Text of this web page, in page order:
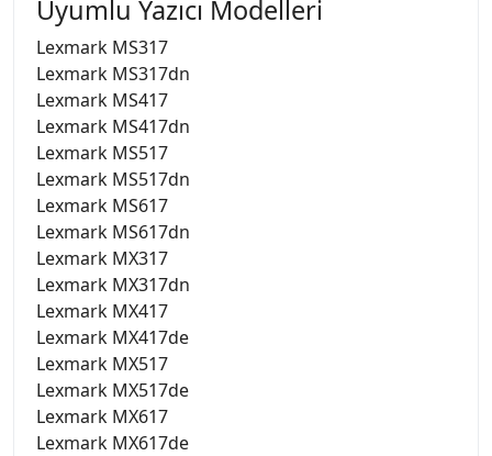
Uyumlu Yazıcı Modelleri
Lexmark MS317
Lexmark MS317dn
Lexmark MS417
Lexmark MS417dn
Lexmark MS517
Lexmark MS517dn
Lexmark MS617
Lexmark MS617dn
Lexmark MX317
Lexmark MX317dn
Lexmark MX417
Lexmark MX417de
Lexmark MX517
Lexmark MX517de
Lexmark MX617
Lexmark MX617de